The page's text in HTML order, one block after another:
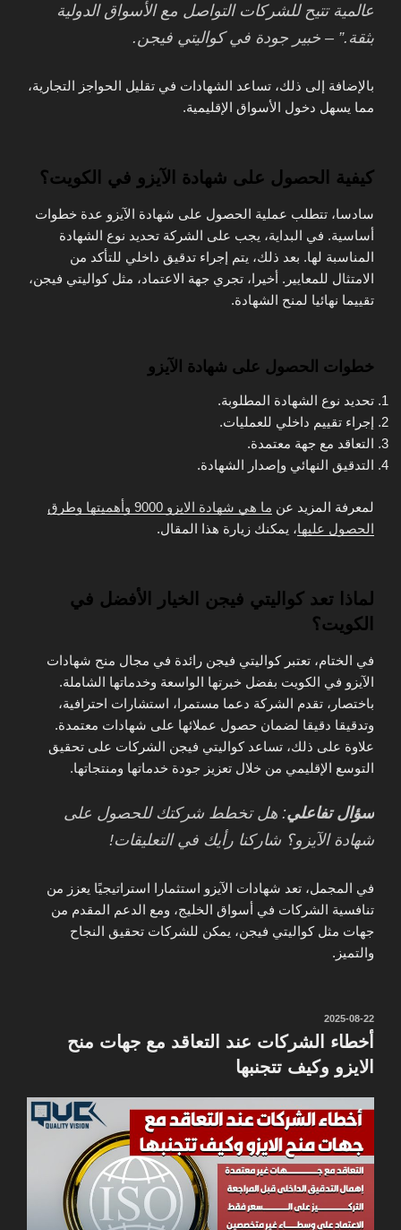
عالمية تتيح للشركات التواصل مع الأسواق الدولية
بثقة.” – خبير جودة في كواليتي فيجن.
بالإضافة إلى ذلك، تساعد الشهادات في تقليل الحواجز التجارية،
مما يسهل دخول الأسواق الإقليمية.
كيفية الحصول على شهادة الآيزو في الكويت؟
سادسا، تتطلب عملية الحصول على شهادة الآيزو عدة خطوات
أساسية. في البداية، يجب على الشركة تحديد نوع الشهادة
المناسبة لها. بعد ذلك، يتم إجراء تدقيق داخلي للتأكد من
الامتثال للمعايير. أخيرا، تجري جهة الاعتماد، مثل كواليتي فيجن،
تقييما نهائيا لمنح الشهادة.
خطوات الحصول على شهادة الآيزو
تحديد نوع الشهادة المطلوبة.
إجراء تقييم داخلي للعمليات.
التعاقد مع جهة معتمدة.
التدقيق النهائي وإصدار الشهادة.
لمعرفة المزيد عن
ما هي شهادة الايزو 9000 وأهميتها وطرق
الحصول عليها، يمكنك زيارة هذا المقال.
لماذا تعد كواليتي فيجن الخيار الأفضل في
الكويت؟
في الختام، تعتبر كواليتي فيجن رائدة في مجال منح شهادات
الآيزو في الكويت بفضل خبرتها الواسعة وخدماتها الشاملة.
باختصار، تقدم الشركة دعما مستمرا، استشارات احترافية،
وتدقيقا دقيقا لضمان حصول عملائها على شهادات معتمدة.
علاوة على ذلك، تساعد كواليتي فيجن الشركات على تحقيق
التوسع الإقليمي من خلال تعزيز جودة خدماتها ومنتجاتها.
سؤال تفاعلي: هل تخطط شركتك للحصول على
شهادة الآيزو؟ شاركنا رأيك في التعليقات!
في المجمل، تعد شهادات الآيزو استثمارا استراتيجيًا يعزز من
تنافسية الشركات في أسواق الخليج، ومع الدعم المقدم من
جهات مثل كواليتي فيجن، يمكن للشركات تحقيق النجاح
والتميز.
نُشر
في
2025-08-22
أخطاء الشركات عند التعاقد مع جهات منح
الايزو وكيف تتجنبها